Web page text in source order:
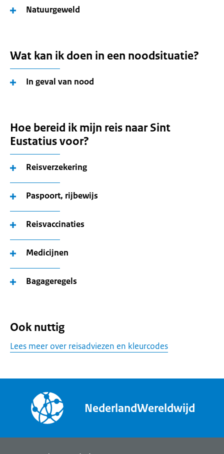
Natuurgeweld
Wat kan ik doen in een noodsituatie?
In geval van nood
Hoe bereid ik mijn reis naar Sint
Eustatius voor?
Reisverzekering
Paspoort, rijbewijs
Reisvaccinaties
Medicijnen
Bagageregels
Ook nuttig
Lees meer over reisadviezen en kleurcodes
NederlandWereldwijd